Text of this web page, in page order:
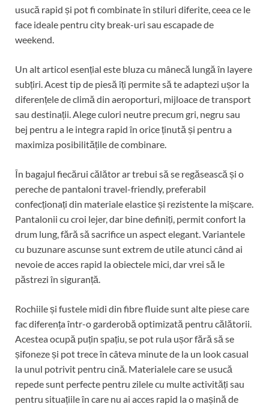
usucă rapid și pot fi combinate în stiluri diferite, ceea ce le
face ideale pentru city break-uri sau escapade de
weekend.
Un alt articol esențial este bluza cu mânecă lungă în layere
subțiri. Acest tip de piesă îți permite să te adaptezi ușor la
diferențele de climă din aeroporturi, mijloace de transport
sau destinații. Alege culori neutre precum gri, negru sau
bej pentru a le integra rapid în orice ținută și pentru a
maximiza posibilitățile de combinare.
În bagajul fiecărui călător ar trebui să se regăsească și o
pereche de pantaloni travel-friendly, preferabil
confecționați din materiale elastice și rezistente la mișcare.
Pantalonii cu croi lejer, dar bine definiți, permit confort la
drum lung, fără să sacrifice un aspect elegant. Variantele
cu buzunare ascunse sunt extrem de utile atunci când ai
nevoie de acces rapid la obiectele mici, dar vrei să le
păstrezi în siguranță.
Rochiile și fustele midi din fibre fluide sunt alte piese care
fac diferența într-o garderobă optimizată pentru călătorii.
Acestea ocupă puțin spațiu, se pot rula ușor fără să se
șifoneze și pot trece în câteva minute de la un look casual
la unul potrivit pentru cină. Materialele care se usucă
repede sunt perfecte pentru zilele cu multe activități sau
pentru situațiile în care nu ai acces rapid la o mașină de